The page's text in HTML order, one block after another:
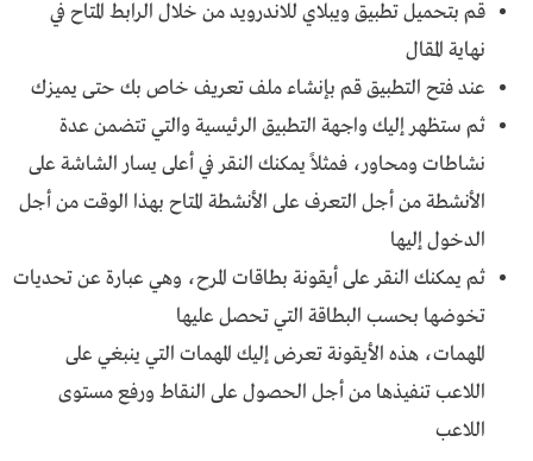
قم بتحميل تطبيق ويبلاي للاندرويد من خلال الرابط المتاح في
نهاية المقال
عند فتح التطبيق قم بإنشاء ملف تعريف خاص بك حتى يميزك
ثم ستظهر إليك واجهة التطبيق الرئيسية والتي تتضمن عدة
نشاطات ومحاور، فمثلاً يمكنك النقر في أعلى يسار الشاشة على
الأنشطة من أجل التعرف على الأنشطة المتاح بهذا الوقت من أجل
الدخول إليها
ثم يمكنك النقر على أيقونة بطاقات المرح، وهي عبارة عن تحديات
تخوضها بحسب البطاقة التي تحصل عليها
المهمات، هذه الأيقونة تعرض إليك المهمات التي ينبغي على
اللاعب تنفيذها من أجل الحصول على النقاط ورفع مستوى
اللاعب